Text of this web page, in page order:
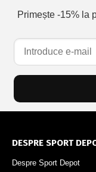
Primește -15% la
DESPRE SPORT
Despre Sport Depot